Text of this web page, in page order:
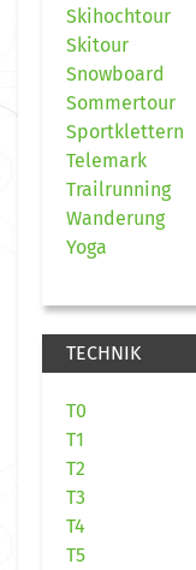
Skihochtour
Skitour
Snowboard
Sommertour
Sportklettern
Telemark
Trailrunning
Wanderung
Yoga
TECHNIK
T0
T1
T2
T3
T4
T5